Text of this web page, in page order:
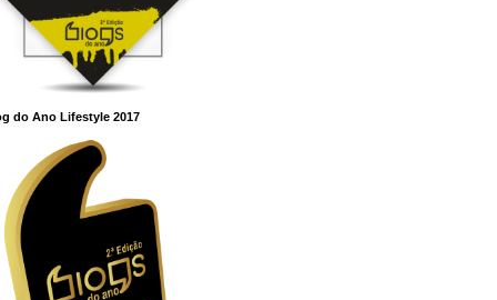
do Ano Lifestyle 2017